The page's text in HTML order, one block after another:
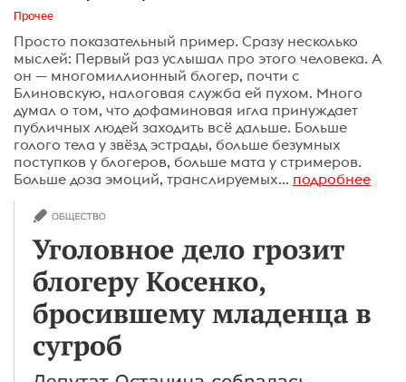
Прочее
Просто показательный пример. Сразу несколько
мыслей: Первый раз услышал про этого человека. А
он — многомиллионный блогер, почти с
Блиновскую, налоговая служба ей пухом. Много
думал о том, что дофаминовая игла принуждает
публичных людей заходить всё дальше. Больше
голого тела у звёзд эстрады, больше безумных
поступков у блогеров, больше мата у стримеров.
Больше доза эмоций, транслируемых... подробнее